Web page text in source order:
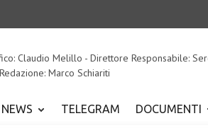
Claudio Melillo - Direttore Responsabile:
Marco Schiariti
NEWS TELEGRAM DOCUMENTI